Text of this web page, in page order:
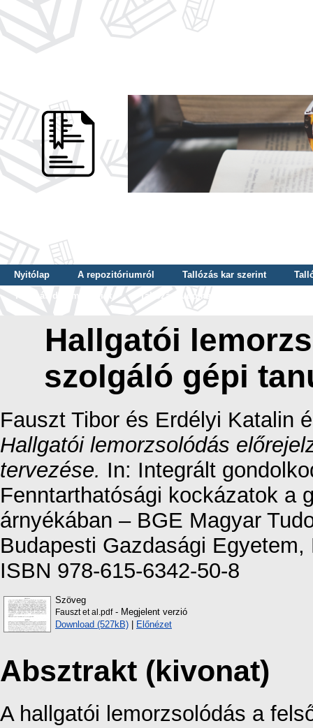
Nyitólap A repozitóriumról Tallózás kar szerint
Tallózás dátum szerint
Tallózás tudományterület szerint
Hallgatói
szolgáló gépi
Fauszt Tibor és Erdélyi Katalin
Hallgatói lemorzsolódás
tervezése. In: Integrált
Fenntarthatósági kockázatok a
árnyékában – BGE Magyar
Budapesti Gazdasági
ISBN 978-615-6342-50-8
Szöveg
Fauszt et al.pdf- Megjelent verzió
Download (527kB) | Előnézet
Absztrakt (kivonat)
A hallgatói lemorzsolódás a